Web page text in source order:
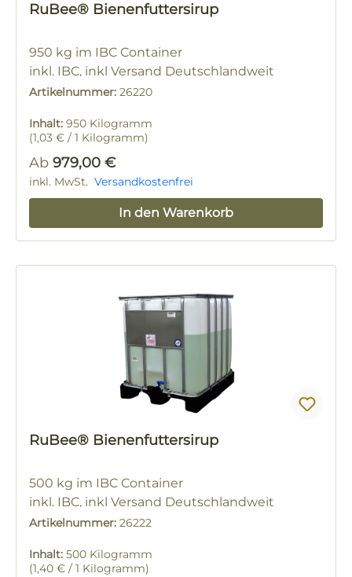
RuBee® Bienenfuttersirup
950 kg im IBC Container
inkl. IBC, inkl Versand Deutschlandweit
Premium Bienenfutter flüssig
Artikelnummer: 26220
Inhalt: 950 Kilogramm
(1,03 € / 1 Kilogramm)
Regulärer Preis:
Ab 979,00 €
inkl. MwSt. Versandkostenfrei
In den Warenkorb
RuBee® Bienenfuttersirup
500 kg im IBC Container
inkl. IBC, inkl Versand Deutschlandweit
Premium Bienenfutter flüssig
Artikelnummer: 26222
Inhalt: 500 Kilogramm
(1,40 € / 1 Kilogramm)